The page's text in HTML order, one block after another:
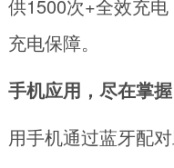
供1500次+全效充
充电保障。
手机应用，尽在掌握
用手机通过蓝牙配